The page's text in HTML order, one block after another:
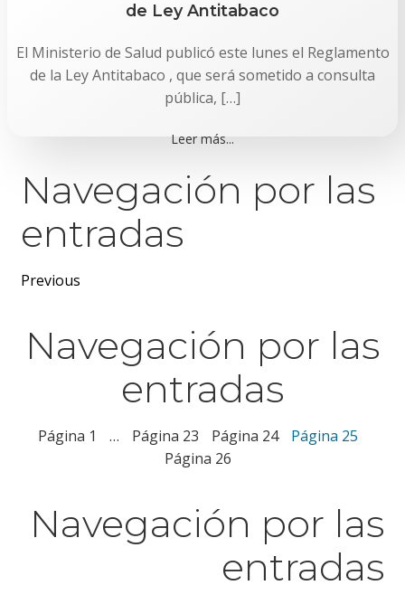
de Ley Antitabaco
El Ministerio de Salud publicó este lunes el Reglamento
de la Ley Antitabaco , que será sometido a consulta
pública, […]
Leer más...
Navegación por las
entradas
Previous
Navegación por las
entradas
Página 1 … Página 23 Página 24 Página 25
Página 26
Navegación por las
entradas